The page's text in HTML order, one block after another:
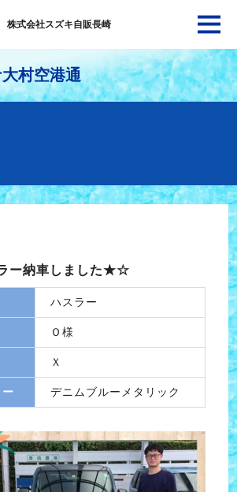
株式会社スズキ自販長崎
村空港通
ー納車しました★☆
ハスラー
Ｏ様
Ｘ
デニムブルーメタリック